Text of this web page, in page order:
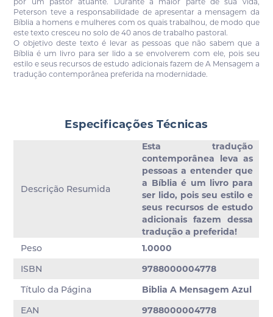
Peterson teve a responsabilidade de apresentar a mensagem da
Bíblia a homens e mulheres com os quais trabalhou, de modo que
este texto cresceu no solo de 40 anos de trabalho pastoral.
O objetivo deste texto é levar as pessoas que não sabem que a
Bíblia é um livro para ser lido a se envolverem com ele, pois seu
estilo e seus recursos de estudo adicionais fazem de A Mensagem a
tradução contemporânea preferida na modernidade.
Especificações Técnicas
Descrição Resumida
Esta tradução
contemporânea leva as
pessoas a entender que
a Bíblia é um livro para
ser lido, pois seu estilo e
seus recursos de estudo
adicionais fazem dessa
tradução a preferida!
Peso
1.0000
ISBN
9788000004778
Título da Página
Biblia A Mensagem Azul
EAN
9788000004778